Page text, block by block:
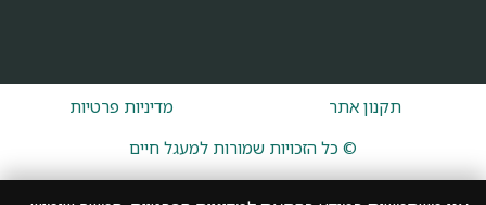
תקנון אתר
מדיניות פרטיות
© כל הזכויות שמורות למעגל חיים